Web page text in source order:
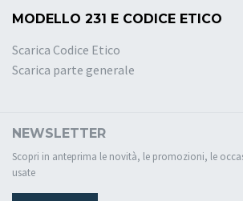
MODELLO 231 E CODICE ETICO
Scarica Codice Etico
Scarica parte generale
NEWSLETTER
Scopri in anteprima le novità, le promozioni, le
usate